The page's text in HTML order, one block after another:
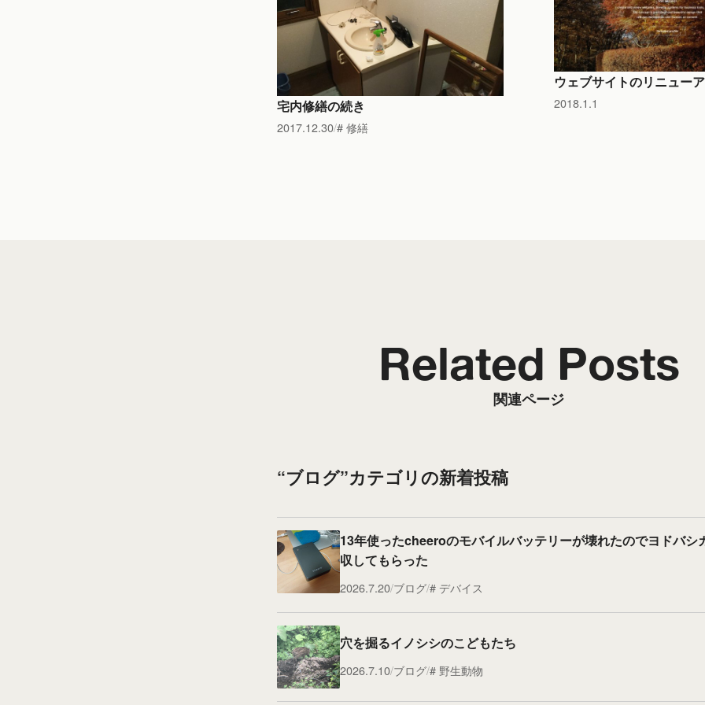
宅内修繕の続き
2017.12.30 修繕
ウェブサイトのリニュー
2018.1.1
関連ページ
Related Posts
“ブログ”カテゴリの新着投稿
13年使ったcheeroのモバイルバッテリーが壊れたのでヨドバシ
収してもらった
2026.7.20 ブログ デバイス
穴を掘るイノシシのこどもたち
2026.7.10 ブログ 野生動物